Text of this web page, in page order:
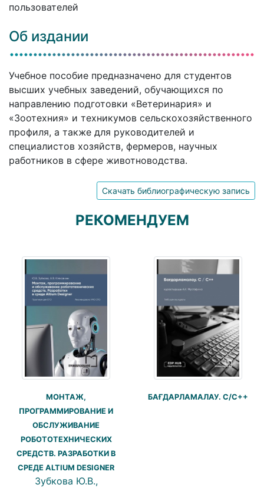
пользователей
Об издании
Учебное пособие предназначено для студентов
высших учебных заведений, обучающихся по
направлению подготовки «Ветеринария» и
«Зоотехния» и техникумов сельскохозяйственного
профиля, а также для руководителей и
специалистов хозяйств, фермеров, научных
работников в сфере животноводства.
Скачать библиографическую запись
РЕКОМЕНДУЕМ
МОНТАЖ,
ПРОГРАММИРОВАНИЕ И
ОБСЛУЖИВАНИЕ
РОБОТОТЕХНИЧЕСКИХ
СРЕДСТВ. РАЗРАБОТКИ В
СРЕДЕ ALTIUM DESIGNER
Зубкова Ю.В.,
БАҒДАРЛАМАЛАУ. С/С++